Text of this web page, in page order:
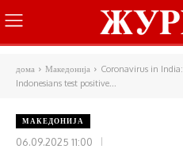
дома Македонија
Coronavirus in
Indonesians test positive...
МАКЕДОНИЈА
06.09.2025 11:00